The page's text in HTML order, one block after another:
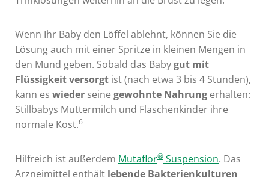
Wenn Ihr Baby den Löffel ablehnt, können Sie die
Lösung auch mit einer Spritze in kleinen Mengen in
den Mund geben. Sobald das Babygut mit
Flüssigkeit versorgt ist (nach etwa 3 bis 4 Stunden),
kann es wieder seine gewohnte Nahrung erhalten:
Stillbabys Muttermilch und Flaschenkinder ihre
normale Kost.6
Hilfreich ist außerdem Mutaflor® Suspension. Das
Arzneimittel enthält lebende Bakterienkulturen